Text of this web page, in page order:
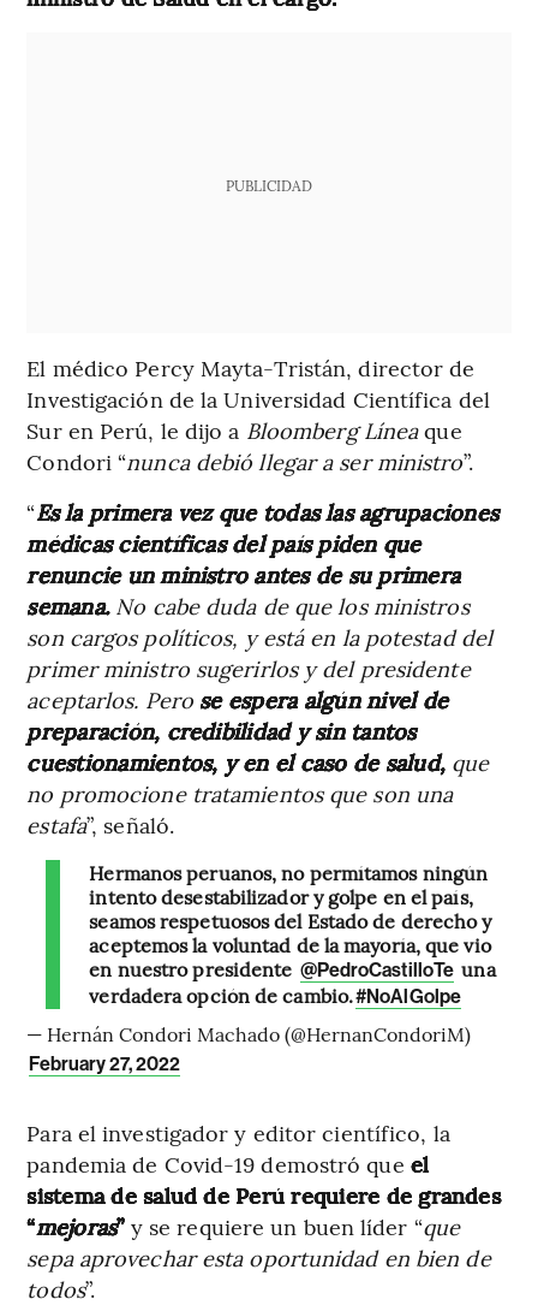
PUBLICIDAD
El médico Percy Mayta-Tristán, director de
Investigación de la Universidad Científica del
Sur en Perú, le dijo a Bloomberg Líneaque
Condori “nunca debió llegar a ser ministro”.
“Es la primera vez que todas las agrupaciones
médicas científicas del país piden que
renuncie un ministro antes de su primera
semana. No cabe duda de que los ministros
son cargos políticos, y está en la potestad del
primer ministro sugerirlos y del presidente
aceptarlos. Pero se espera algún nivel de
preparación, credibilidad y sin tantos
cuestionamientos, y en el caso de salud, que
no promocione tratamientos que son una
estafa”, señaló.
Hermanos peruanos, no permítamos ningún
intento desestabilizador y golpe en el país,
seamos respetuosos del Estado de derecho y
aceptemos la voluntad de la mayoría, que vio
en nuestro presidente @PedroCastilloTe una
verdadera opción de cambio.#NoAlGolpe
— Hernán Condori Machado (@HernanCondoriM)
February 27, 2022
Para el investigador y editor científico, la
pandemia de Covid-19 demostró que el
sistema de salud de Perú requiere de grandes
“mejoras” y se requiere un buen líder “que
sepa aprovechar esta oportunidad en bien de
todos”.